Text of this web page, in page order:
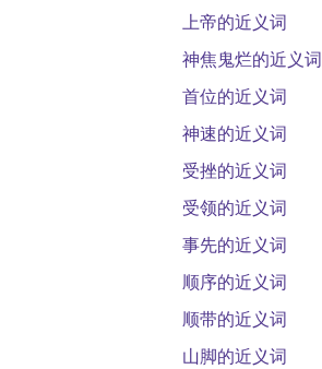
上帝的近义词
神焦鬼烂的近义词
首位的近义词
神速的近义词
受挫的近义词
受领的近义词
事先的近义词
顺序的近义词
顺带的近义词
山脚的近义词